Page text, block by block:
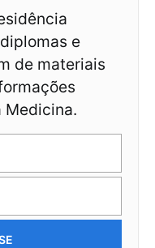
e
de materiais
Medicina.